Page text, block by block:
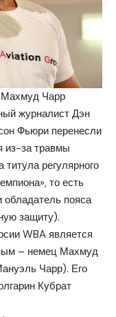
Чарр
журналист Дэн
Фьюри перенесли
из-за травмы
регулярного
то есть
обладатель пояса
защиту).
WBA является
– немец Махмуд
Чарр). Его
Кубрат